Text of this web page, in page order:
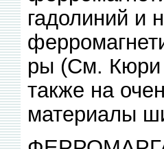
гадолиний и
ры (См. Кюри
также на
материалы